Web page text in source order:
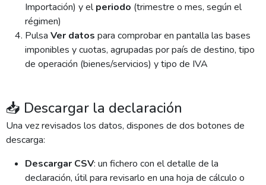
Importación) y elperiodo (trimestre o mes, según el
régimen)
Pulsa Ver datos para comprobar en pantalla las bases
imponibles y cuotas, agrupadas por país de destino, tipo
de operación (bienes/servicios) y tipo de IVA
📥 Descargar la declaración
Una vez revisados los datos, dispones de dos botones de
descarga:
Descargar CSV: un fichero con el detalle de la
declaración, útil para revisarlo en una hoja de cálculo o